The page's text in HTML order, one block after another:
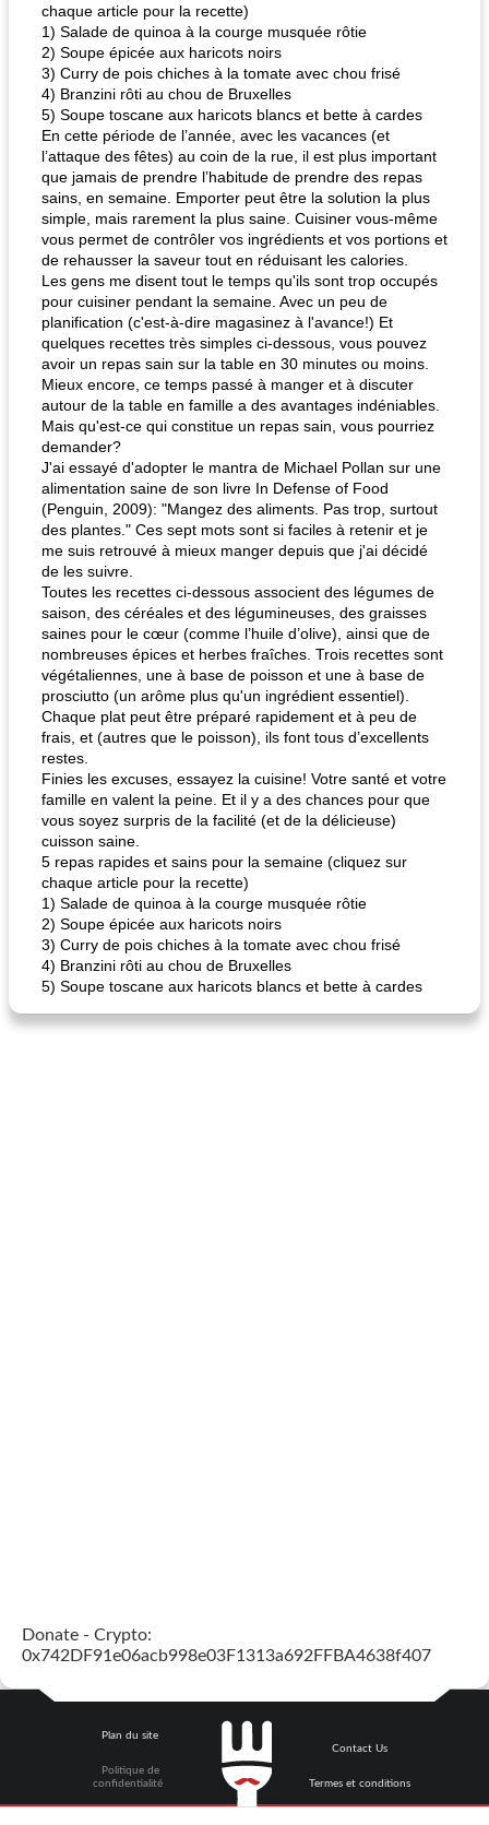
chaque article pour la recette)
1) Salade de quinoa à la courge musquée rôtie
2) Soupe épicée aux haricots noirs
3) Curry de pois chiches à la tomate avec chou frisé
4) Branzini rôti au chou de Bruxelles
5) Soupe toscane aux haricots blancs et bette à cardes
En cette période de l’année, avec les vacances (et
l’attaque des fêtes) au coin de la rue, il est plus important
que jamais de prendre l’habitude de prendre des repas
sains, en semaine. Emporter peut être la solution la plus
simple, mais rarement la plus saine. Cuisiner vous-même
vous permet de contrôler vos ingrédients et vos portions et
de rehausser la saveur tout en réduisant les calories.
Les gens me disent tout le temps qu'ils sont trop occupés
pour cuisiner pendant la semaine. Avec un peu de
planification (c'est-à-dire magasinez à l'avance!) Et
quelques recettes très simples ci-dessous, vous pouvez
avoir un repas sain sur la table en 30 minutes ou moins.
Mieux encore, ce temps passé à manger et à discuter
autour de la table en famille a des avantages indéniables.
Mais qu'est-ce qui constitue un repas sain, vous pourriez
demander?
J'ai essayé d'adopter le mantra de Michael Pollan sur une
alimentation saine de son livre In Defense of Food
(Penguin, 2009): "Mangez des aliments. Pas trop, surtout
des plantes." Ces sept mots sont si faciles à retenir et je
me suis retrouvé à mieux manger depuis que j'ai décidé
de les suivre.
Toutes les recettes ci-dessous associent des légumes de
saison, des céréales et des légumineuses, des graisses
saines pour le cœur (comme l’huile d’olive), ainsi que de
nombreuses épices et herbes fraîches. Trois recettes sont
végétaliennes, une à base de poisson et une à base de
prosciutto (un arôme plus qu'un ingrédient essentiel).
Chaque plat peut être préparé rapidement et à peu de
frais, et (autres que le poisson), ils font tous d’excellents
restes.
Finies les excuses, essayez la cuisine! Votre santé et votre
famille en valent la peine. Et il y a des chances pour que
vous soyez surpris de la facilité (et de la délicieuse)
cuisson saine.
5 repas rapides et sains pour la semaine (cliquez sur
chaque article pour la recette)
1) Salade de quinoa à la courge musquée rôtie
2) Soupe épicée aux haricots noirs
3) Curry de pois chiches à la tomate avec chou frisé
4) Branzini rôti au chou de Bruxelles
5) Soupe toscane aux haricots blancs et bette à cardes
Donate - Crypto:
0x742DF91e06acb998e03F1313a692FFBA4638f407
Plan du site
Politique de
confidentialité
Contact Us
Termes et conditions